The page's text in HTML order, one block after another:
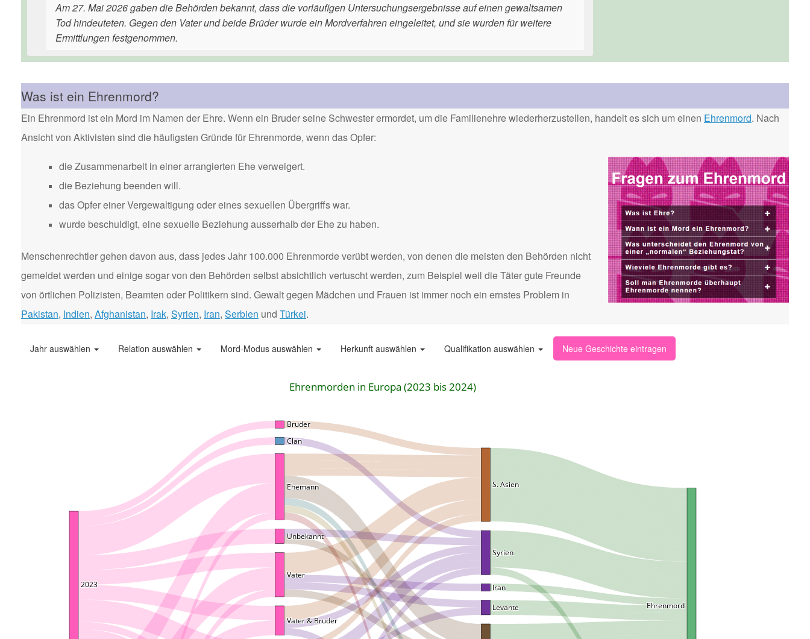
Am 27. Mai 2026 gaben die Behörden bekannt, dass die vorläufigen Untersuchungsergebnisse auf einen gewaltsamen
Tod hindeuteten. Gegen den Vater und beide Brüder wurde ein Mordverfahren eingeleitet, und sie wurden für weitere
Ermittlungen festgenommen.
Was ist ein Ehrenmord?
Ein Ehrenmord ist ein Mord im Namen der Ehre. Wenn ein Bruder seine Schwester ermordet, um die Familienehre wiederherzustellen, handelt es sich um einen Ehrenmord. Nach
Ansicht von Aktivisten sind die häufigsten Gründe für Ehrenmorde, wenn das Opfer:
die Zusammenarbeit in einer arrangierten Ehe verweigert.
die Beziehung beenden will.
das Opfer einer Vergewaltigung oder eines sexuellen Übergriffs war.
wurde beschuldigt, eine sexuelle Beziehung ausserhalb der Ehe zu haben.
Menschenrechtler gehen davon aus, dass jedes Jahr 100.000 Ehrenmorde verübt werden, von denen die meisten den Behörden nicht
gemeldet werden und einige sogar von den Behörden selbst absichtlich vertuscht werden, zum Beispiel weil die Täter gute Freunde
von örtlichen Polizisten, Beamten oder Politikern sind. Gewalt gegen Mädchen und Frauen ist immer noch ein ernstes Problem in
Pakistan, Indien, Afghanistan, Irak, Syrien, Iran, Serbien und Türkei.